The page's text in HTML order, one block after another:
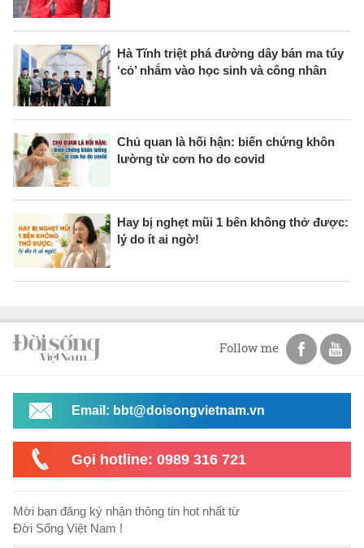
Hà Tĩnh triệt phá đường dây bán ma túy
‘cỏ’ nhắm vào học sinh và công nhân
Chủ quan là hối hận: biến chứng khôn
lường từ cơn ho do covid
Hay bị nghẹt mũi 1 bên không thở được:
lý do ít ai ngờ!
Follow me
Email: bbt@doisongvietnam.vn
Gọi hotline: 0989 316 721
Mời bạn đăng ký nhận thông tin hot nhất từ
Đời Sống Việt Nam !